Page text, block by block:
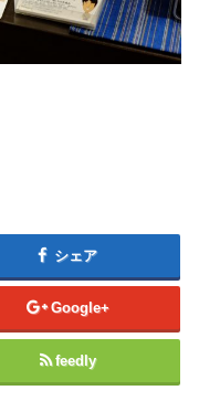
シェア
Google+
feedly